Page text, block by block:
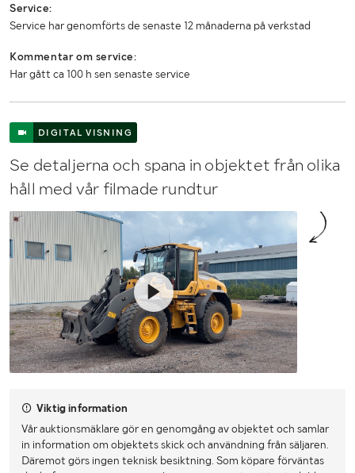
Service:
Service har genomförts de senaste 12 månaderna på verkstad
Kommentar om service:
Har gått ca 100 h sen senaste service
DIGITAL VISNING
Se detaljerna och spana in objektet från olika
håll med vår filmade rundtur
Viktig information
Vår auktionsmäklare gör en genomgång av objektet och samlar
in information om objektets skick och användning från säljaren.
Däremot görs ingen teknisk besiktning. Som köpare förväntas